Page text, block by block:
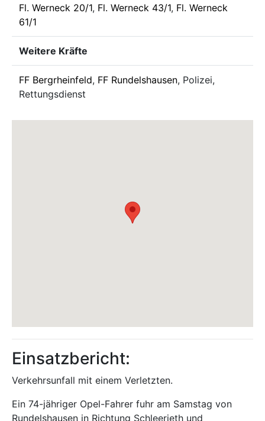
Fl. Werneck 20/1, Fl. Werneck 43/1, Fl. Werneck
61/1
Weitere Kräfte
FF Bergrheinfeld, FF Rundelshausen, Polizei,
Rettungsdienst
Einsatzbericht:
Verkehrsunfall mit einem Verletzten.
Ein 74-jähriger Opel-Fahrer fuhr am Samstag von
Rundelshausen in Richtung Schleerieth und